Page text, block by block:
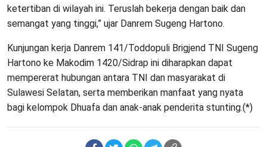
ketertiban di wilayah ini. Teruslah bekerja dengan baik dan
semangat yang tinggi,” ujar Danrem Sugeng Hartono.
Kunjungan kerja Danrem 141/Toddopuli Brigjend TNI Sugeng
Hartono ke Makodim 1420/Sidrap ini diharapkan dapat
mempererat hubungan antara TNI dan masyarakat di
Sulawesi Selatan, serta memberikan manfaat yang nyata
bagi kelompok Dhuafa dan anak-anak penderita stunting.(*)